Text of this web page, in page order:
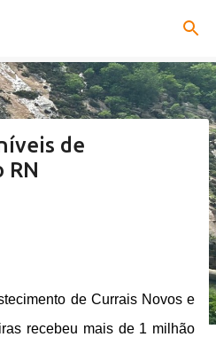
principal
de
RN
de Currais Novos e
recebeu mais de 1 milhão